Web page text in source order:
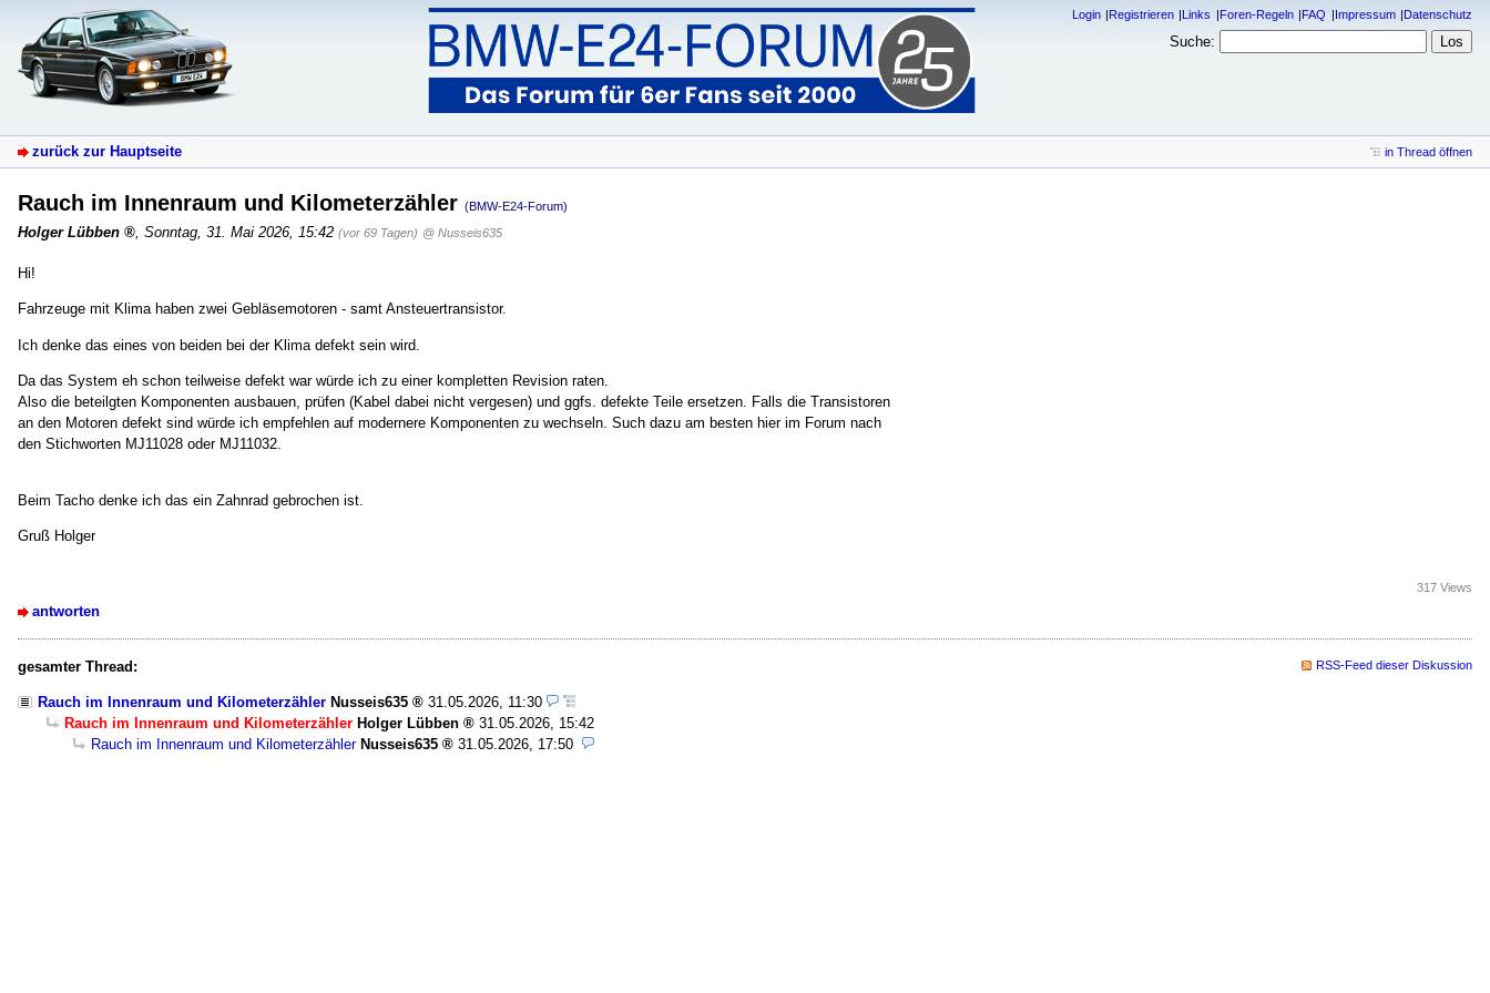
Login Registrieren Links Foren-Regeln FAQ Impressum Datenschutz
Suche:
zurück zur Hauptseite in Thread öffnen
Rauch im Innenraum und Kilometerzähler (BMW-E24-Forum)
Holger Lübben , Sonntag, 31. Mai 2026, 15:42 (vor 69 Tagen) @ Nusseis635
Hi!
Fahrzeuge mit Klima haben zwei Gebläsemotoren - samt Ansteuertransistor.
Ich denke das eines von beiden bei der Klima defekt sein wird.
Da das System eh schon teilweise defekt war würde ich zu einer kompletten Revision raten.
Also die beteilgten Komponenten ausbauen, prüfen (Kabel dabei nicht vergesen) und ggfs. defekte Teile ersetzen. Falls die Transistoren
an den Motoren defekt sind würde ich empfehlen auf modernere Komponenten zu wechseln. Such dazu am besten hier im Forum nach
den Stichworten MJ11028 oder MJ11032.
Beim Tacho denke ich das ein Zahnrad gebrochen ist.
Gruß Holger
antworten
317 Views
gesamter Thread: RSS-Feed dieser Diskussion
Rauch im Innenraum und Kilometerzähler Nusseis635
31.05.2026, 11:30
Rauch im Innenraum und Kilometerzähler Holger Lübben
31.05.2026, 15:42
Rauch im Innenraum und Kilometerzähler Nusseis635 31.05.2026, 17:50